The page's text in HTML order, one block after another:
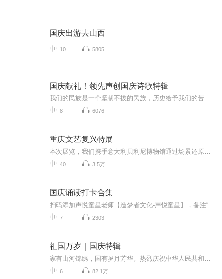
国庆出游去山西
10 5805
国庆献礼！领先声创国庆诗歌特辑
8 6076
重庆文艺复兴特展
40 3.5万
国庆诵读打卡合集
7 2303
祖国万岁｜国庆特辑
6 82.1万